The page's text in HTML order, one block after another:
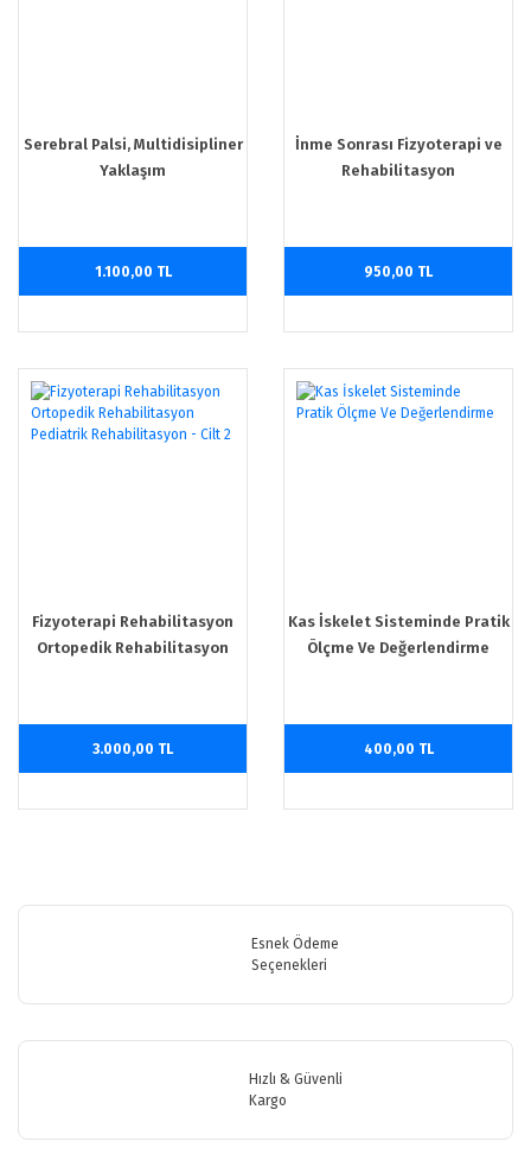
Serebral Palsi, Multidisipliner
Yaklaşım
1.100,00 TL
İnme Sonrası Fizyoterapi ve
Rehabilitasyon
950,00 TL
Fizyoterapi Rehabilitasyon
Ortopedik Rehabilitasyon
3.000,00 TL
Kas İskelet Sisteminde Pratik
Ölçme Ve Değerlendirme
400,00 TL
Esnek Ödeme
Seçenekleri
Hızlı & Güvenli
Kargo